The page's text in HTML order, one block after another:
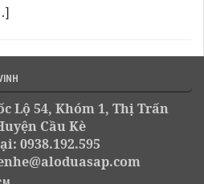
Lộ 54, Khóm 1, Thị Trấn
Cầu Kè
0938.192.595